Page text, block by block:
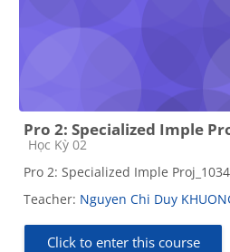
Pro 2: Specialized Imple
Course category
Học Kỳ 02
Pro 2: Specialized Imple
Teacher: Nguyen Chi Duy
Click to enter this course